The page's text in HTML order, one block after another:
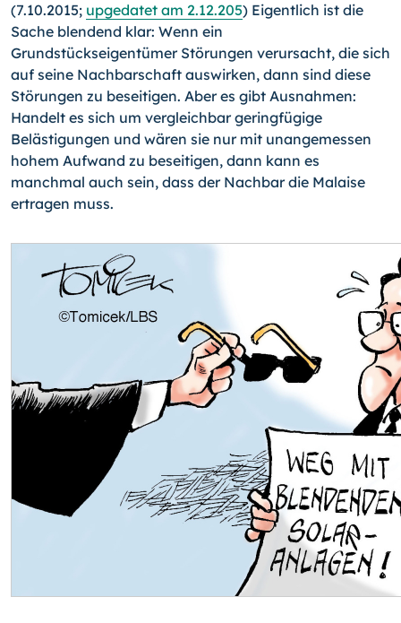
(7.10.2015; upgedatet am 2.12.205) Eigentlich ist die
Sache blendend klar: Wenn ein
Grundstückseigentümer Störungen verursacht, die sich
auf seine Nachbarschaft aus­wirken, dann sind diese
Störungen zu beseitigen. Aber es gibt Ausnahmen:
Handelt es sich um vergleichbar geringfügige
Belästigungen und wären sie nur mit unangemessen
hohem Aufwand zu beseitigen, dann kann es
manchmal auch sein, dass der Nachbar die Malaise
ertragen muss.